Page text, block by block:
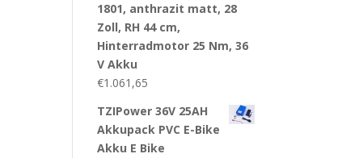
1801, anthrazit matt, 28
Zoll, RH 44 cm,
Hinterradmotor 25 Nm, 36
V Akku
€1.061,65
TZIPower 36V 25AH
Akkupack PVC E-Bike
Akku E Bike